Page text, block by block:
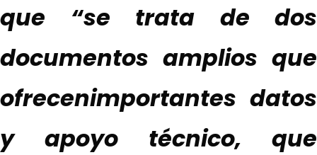
que “se trata de dos
documentos amplios que
ofrecenimportantes datos
y apoyo técnico, que